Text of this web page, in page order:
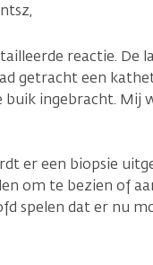
reactie. De
getracht een
buik ingebracht. Mij
er een biopsie
om te bezien of
spelen dat er nu